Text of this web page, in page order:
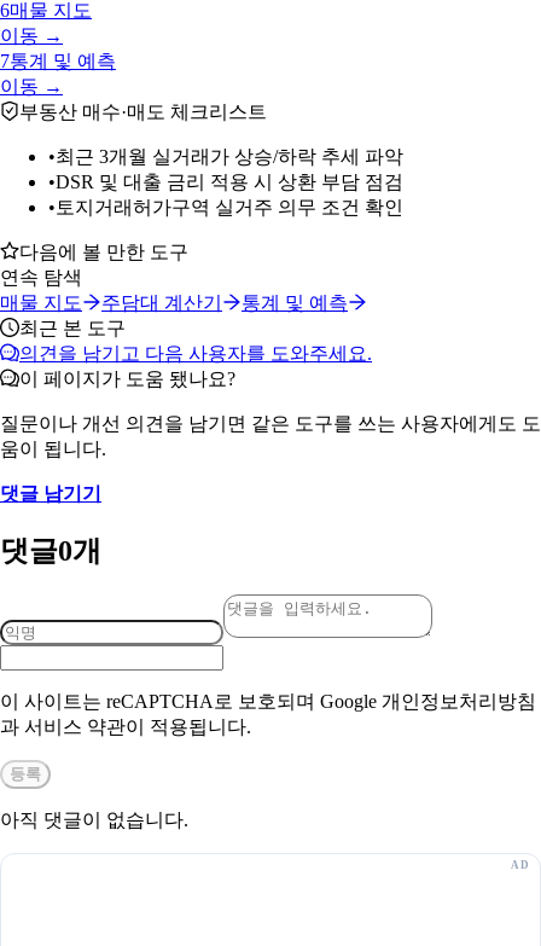
6매물 지도
이동 →
7통계 및 예측
이동 →
부동산 매수·매도 체크리스트
•최근 3개월 실거래가 상승/하락 추세 파악
•DSR 및 대출 금리 적용 시 상환 부담 점검
• 토지거래허가구역 실거주 의무 조건 확인
다음에 볼 만한 도구
연속 탐색
매물 지도
주담대 계산기
통계 및 예측
최근 본 도구
의견을 남기고 다음 사용자를 도와주세요.
이 페이지가 도움 됐나요?
질문이나 개선 의견을 남기면 같은 도구를 쓰는 사용자에게도 도
움이 됩니다.
댓글 남기기
댓글0개
이 사이트는 reCAPTCHA로 보호되며 Google 개인정보처리방침
과 서비스 약관이 적용됩니다.
등록
아직 댓글이 없습니다.